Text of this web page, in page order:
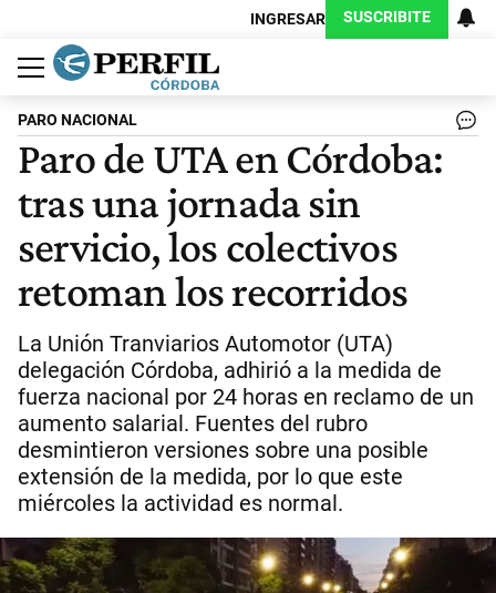
INGRESAR SUSCRIBITE
Política
Economía
Judiciales
Sociedad
Cultura
Espectáculos
Deportes
Protagonistas
PARO NACIONAL
Paro de UTA en Córdoba:
tras una jornada sin
servicio, los colectivos
retoman los recorridos
La Unión Tranviarios Automotor (UTA)
delegación Córdoba, adhirió a la medida de
fuerza nacional por 24 horas en reclamo de un
aumento salarial. Fuentes del rubro
desmintieron versiones sobre una posible
extensión de la medida, por lo que este
miércoles la actividad es normal.